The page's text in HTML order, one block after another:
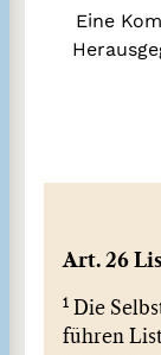
Eine
Art. 26
1
Die
führen